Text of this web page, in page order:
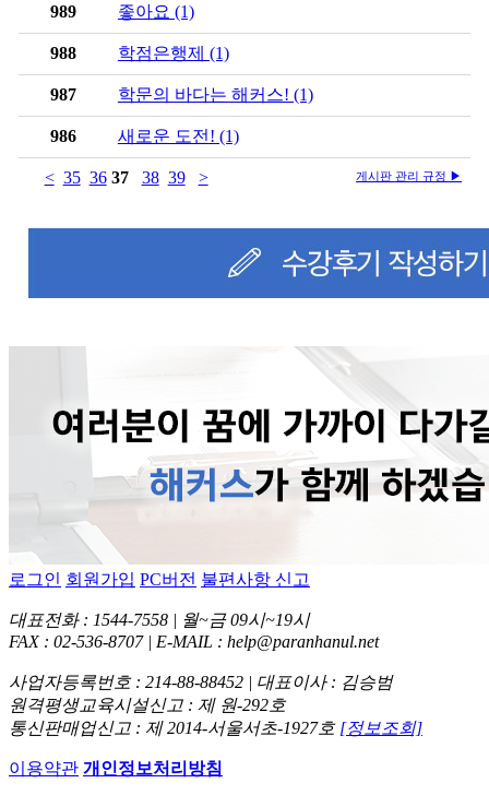
989 좋아요 (1)
988 학점은행제 (1)
987 학문의 바다는 해커스! (1)
986 새로운 도전! (1)
< 35 3637 38 39 > 게시판 관리 규정 ▶
로그인 회원가입 PC버전 불편사항 신고
대표전화 : 1544-7558 | 월~금 09시~19시
FAX : 02-536-8707 | E-MAIL : help@paranhanul.net
사업자등록번호 : 214-88-88452 | 대표이사 : 김승범
원격평생교육시설신고 : 제 원-292호
통신판매업신고 : 제 2014-서울서초-1927호 [정보조회]
이용약관 개인정보처리방침